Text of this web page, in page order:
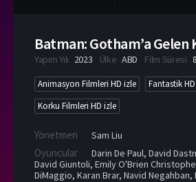
Batman: Gotham’a Gelen
Yapım Yılı 2023 Ülke ABD Film Süresi
Animasyon Filmleri HD izle
Fantastik
Korku Filmleri HD izle
Yönetmen Sam Liu
Oyuncular Darin De Paul, David
David Giuntoli, Emily O'Brien
DiMaggio, Karan Brar, Navid Negahban,